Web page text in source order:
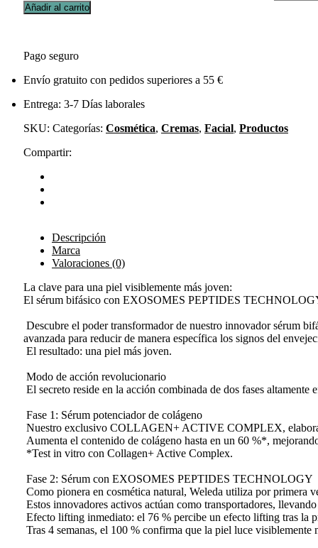
Añadir al carrito
Pago seguro
Envío gratuito con pedidos superiores a 55 €
Entrega: 3-7 Días laborales
SKU: Categorías: Cosmética, Cremas, Facial, Productos
Compartir:
Descripción
Marca
Valoraciones (0)
La clave para una piel visiblemente más joven:
El sérum bifásico con EXOSOMES PEPTIDES
Descubre el poder transformador de nuestro innovador sérum
avanzada para reducir de manera específica los signos del
El resultado: una piel más joven.
Modo de acción revolucionario
El secreto reside en la acción combinada de dos fases altamente
Fase 1: Sérum potenciador de colágeno
Nuestro exclusivo COLLAGEN+ ACTIVE COMPLEX,
Aumenta el contenido de colágeno hasta en un 60 %*,
*Test in vitro con Collagen+ Active Complex.
Fase 2: Sérum con EXOSOMES PEPTIDES TECHNOLOGY
Como pionera en cosmética natural, Weleda utiliza por primera
Estos innovadores activos actúan como transportadores,
Efecto lifting inmediato: el 76 % percibe un efecto lifting tras la
Tras 4 semanas, el 100 % confirma que la piel luce visiblemente